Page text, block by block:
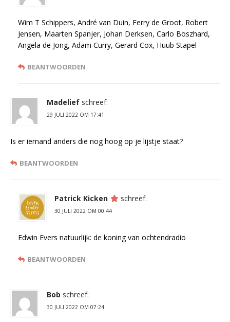
Wim T Schippers, André van Duin, Ferry de Groot, Robert
Jensen, Maarten Spanjer, Johan Derksen, Carlo Boszhard,
Angela de Jong, Adam Curry, Gerard Cox, Huub Stapel
BEANTWOORDEN
Madelief schreef:
29 JULI 2022 OM 17:41
Is er iemand anders die nog hoog op je lijstje staat?
BEANTWOORDEN
Patrick Kicken schreef:
30 JULI 2022 OM 00:44
Edwin Evers natuurlijk: de koning van ochtendradio
BEANTWOORDEN
Bob schreef:
30 JULI 2022 OM 07:24